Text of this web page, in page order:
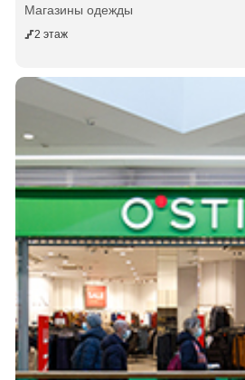
Магазины одежды
2 этаж